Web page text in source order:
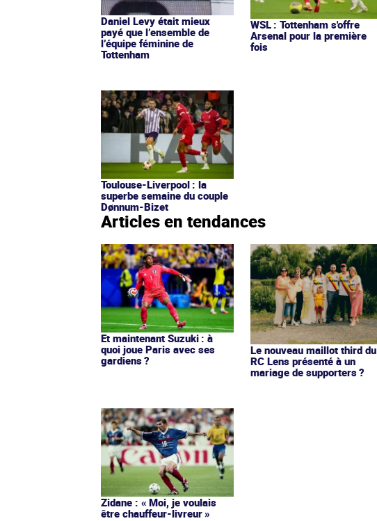
Daniel Levy était mieux
payé que l’ensemble de
l’équipe féminine de
Tottenham
WSL : Tottenham s'offre
Arsenal pour la première
fois
Toulouse-Liverpool : la
superbe semaine du couple
Dønnum-Bizet
Articles en tendances
Et maintenant Suzuki : à
quoi joue Paris avec ses
gardiens ?
Le nouveau maillot third du
RC Lens présenté à un
mariage de supporters ?
Zidane : « Moi, je voulais
être chauffeur-livreur »